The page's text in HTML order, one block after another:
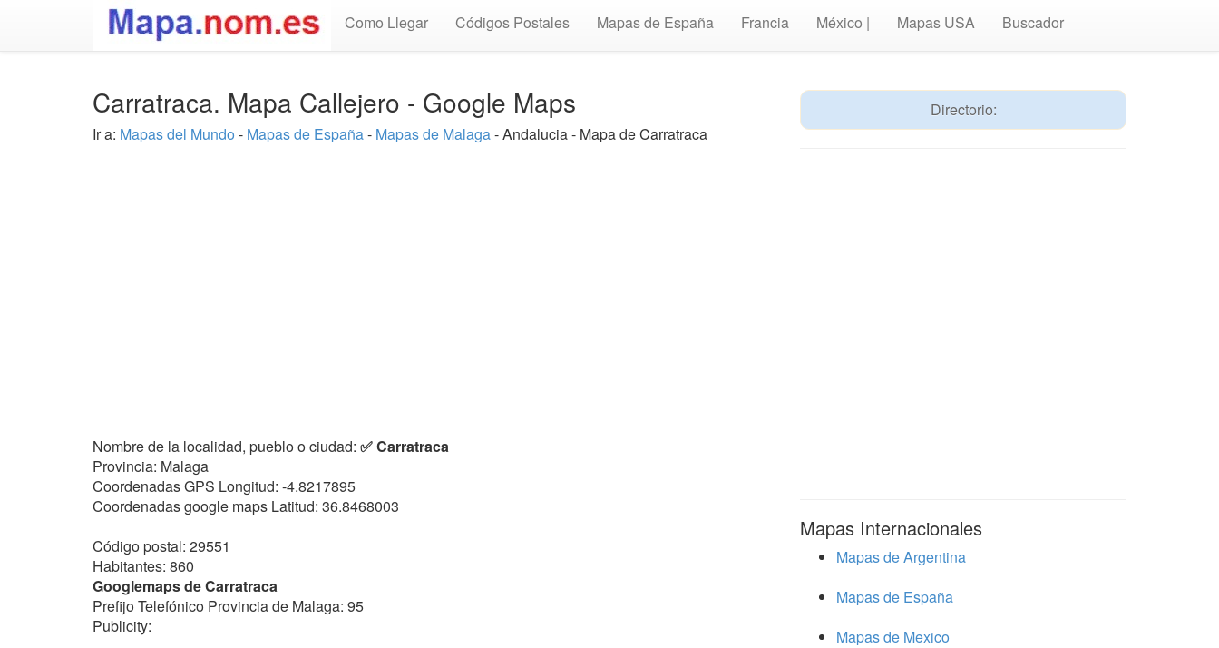
Como Llegar Códigos Postales Mapas de España Francia México | Mapas USA Buscador
Carratraca. Mapa Callejero - Google Maps
Ir a: Mapas del Mundo - Mapas de España- Mapas de Malaga- Andalucia - Mapa de Carratraca
Nombre de la localidad, pueblo o ciudad: ✅ Carratraca
Provincia: Malaga
Coordenadas GPS Longitud: -4.8217895
Coordenadas google maps Latitud: 36.8468003
Código postal: 29551
Habitantes: 860
Googlemaps de Carratraca
Prefijo Telefónico Provincia de Malaga: 95
Publicity:
Directorio:
Mapas Internacionales
Mapas de Argentina
Mapas de España
Mapas de Mexico